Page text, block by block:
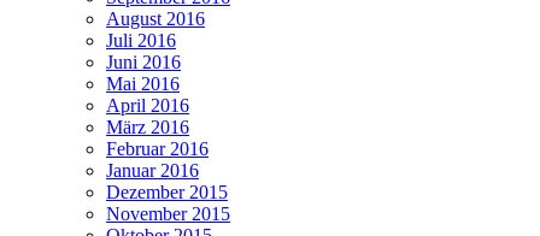
August 2016
Juli 2016
Juni 2016
Mai 2016
April 2016
März 2016
Februar 2016
Januar 2016
Dezember 2015
November 2015